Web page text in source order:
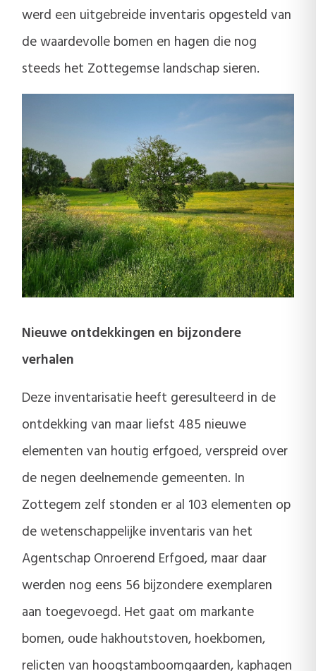
werd een uitgebreide inventaris opgesteld van
de waardevolle bomen en hagen die nog
steeds het Zottegemse landschap sieren.
Nieuwe ontdekkingen en bijzondere
verhalen
Deze inventarisatie heeft geresulteerd in de
ontdekking van maar liefst 485 nieuwe
elementen van houtig erfgoed, verspreid over
de negen deelnemende gemeenten. In
Zottegem zelf stonden er al 103 elementen op
de wetenschappelijke inventaris van het
Agentschap Onroerend Erfgoed, maar daar
werden nog eens 56 bijzondere exemplaren
aan toegevoegd. Het gaat om markante
bomen, oude hakhoutstoven, hoekbomen,
relicten van hoogstamboomgaarden, kaphagen